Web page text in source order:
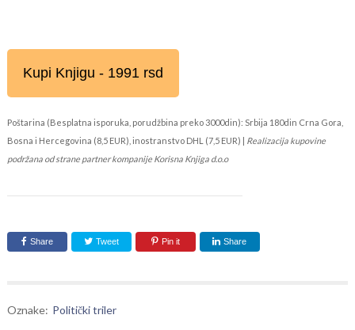
Kupi Knjigu - 1991 rsd
Poštarina (Besplatna isporuka, porudžbina preko 3000din): Srbija 180din Crna Gora,
Bosna i Hercegovina (8,5 EUR), inostranstvo DHL (7,5 EUR) | Realizacija kupovine
podržana od strane partner kompanije Korisna Knjiga d.o.o
Share Tweet Pin it Share
Oznake: Politički triler